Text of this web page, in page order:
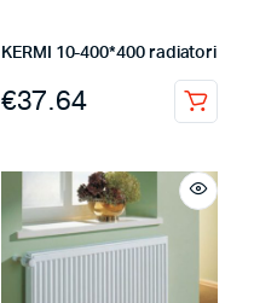
KERMI 10-400*400 radiatori
€37.64